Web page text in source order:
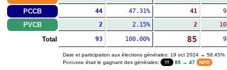
PCCB 44 47.31% 41
PVCB 2 2.15% 2
Total 93 100.00% 85
Date et participation aux élections générales: 19 oct 2024 → 58.45%
Personne était le gagnant des générales: !!! 85 ↔ 47 NPD